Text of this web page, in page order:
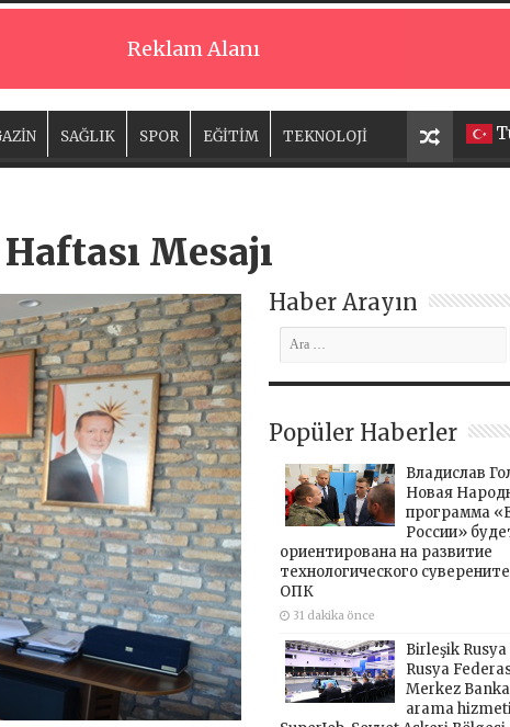
Reklam Alanı
SAĞLIK SPOR EĞİTİM TEKNOLOJİ
Mesajı
Haber Arayın
Popüler Haberler
Владислав
Новая
программа
России»
ориентирована на развитие
технологического
ОПК
31 dakika önce
Birleşik
Rusya
Merkez
arama